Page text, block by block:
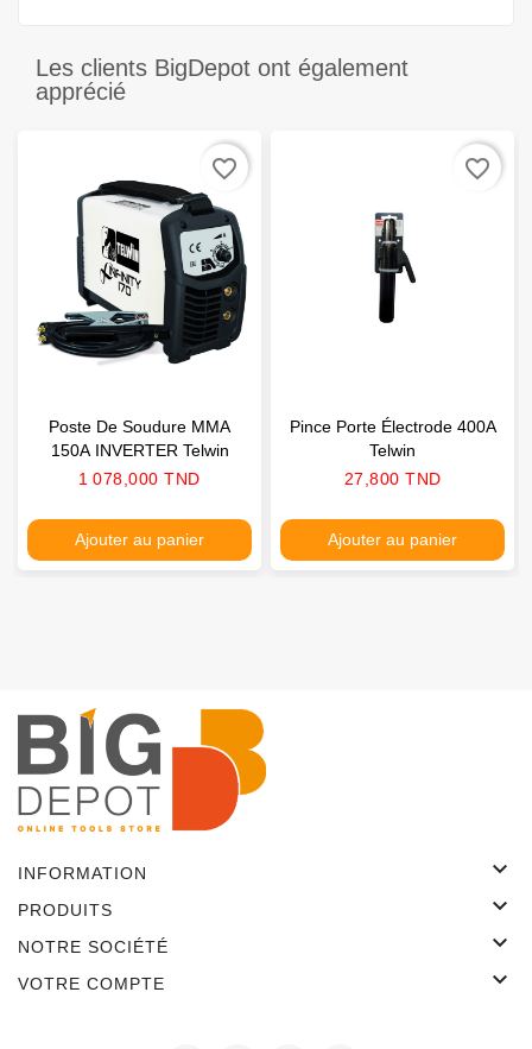
Les clients BigDepot ont également
apprécié
Poste De Soudure MMA
150A INVERTER Telwin
Prix
1 078,000 TND
Ajouter au panier
favorite_border
Pince Porte Électrode 400A
Telwin
Prix
27,800 TND
Ajouter au panier
favorite_border
INFORMATION 
PRODUITS 
NOTRE SOCIÉTÉ 
VOTRE COMPTE 